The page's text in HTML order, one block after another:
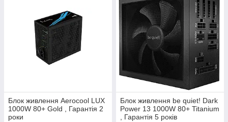
Блок живлення Aerocool LUX
1000W 80+ Gold , Гарантія 2
роки
Блок живлення be quiet! Dark
Power 13 1000W 80+ Titanium
, Гарантія 5 років